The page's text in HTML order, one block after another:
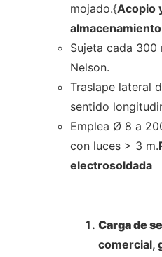
mojado.{Acopio
Sujeta cada 300
Nelson.
Traslape lateral
sentido
Emplea Ø 8 a
con luces > 3 m.
electrosoldada
Carga de
comercial,